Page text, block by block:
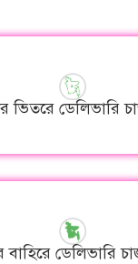
ভিতরে ডেলিভারি
বাহিরে ডেলিভারি